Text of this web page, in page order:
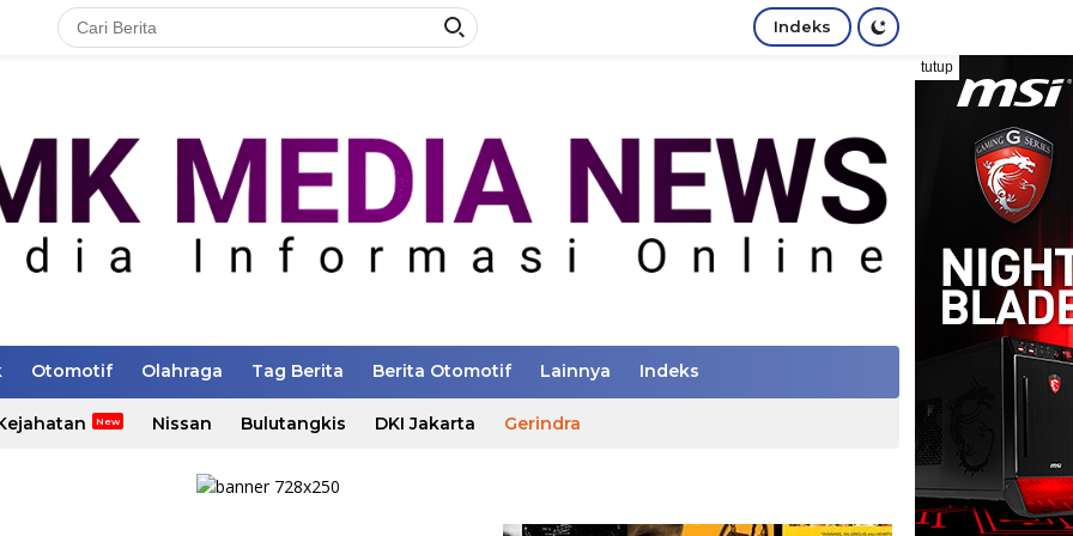
Indeks
tutup
Otomotif Olahraga Tag Berita Berita Otomotif Lainnya Indeks
Nissan Bulutangkis DKI Jakarta Gerindra